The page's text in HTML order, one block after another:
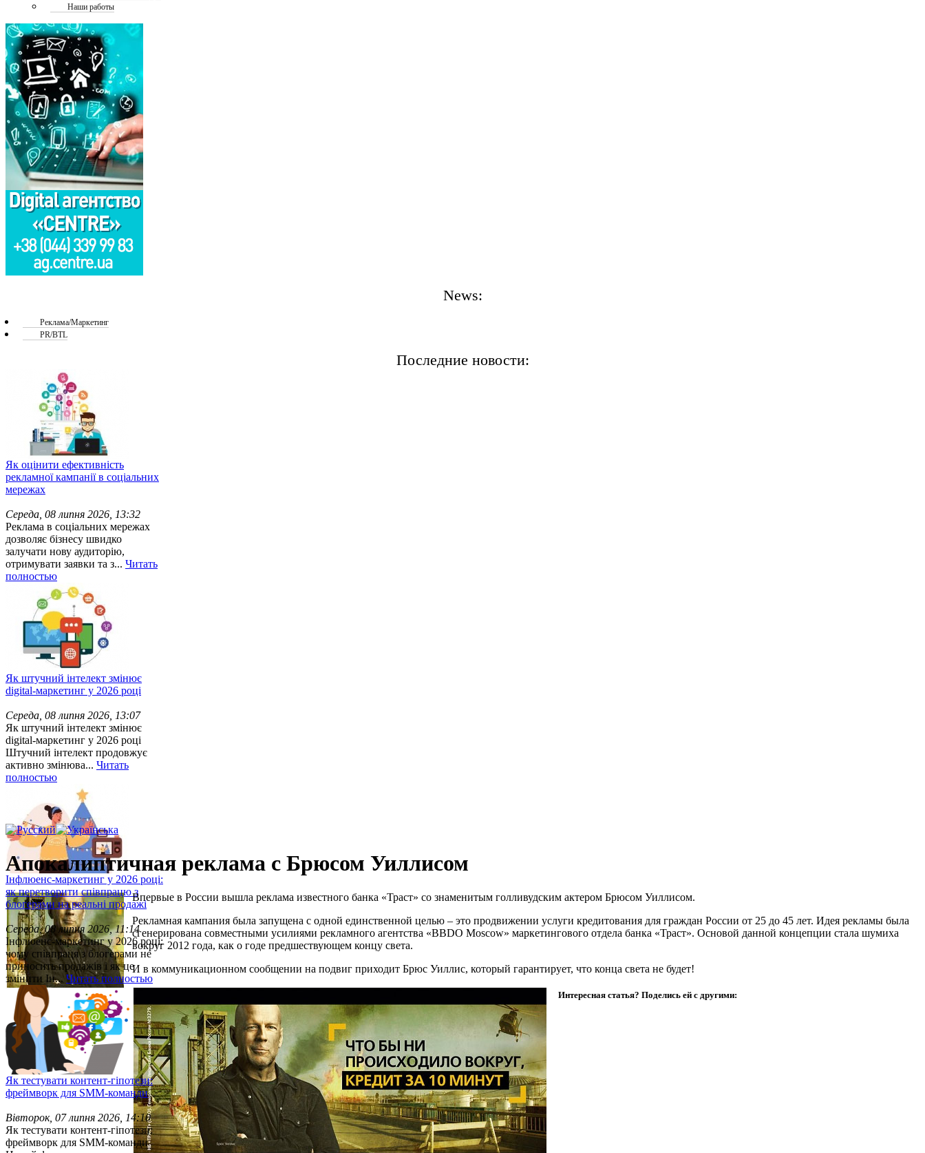
Наши работы
News:
Реклама/Маркетинг
PR/BTL
Последние новости:
Як оцінити ефективність
рекламної кампанії в соціальних
мережах
Середа, 08 липня 2026, 13:32
Реклама в соціальних мережах
дозволяє бізнесу швидко
залучати нову аудиторію,
отримувати заявки та з... Читать
полностью
Як штучний інтелект змінює
digital-маркетинг у 2026 році
Середа, 08 липня 2026, 13:07
Як штучний інтелект змінює
digital-маркетинг у 2026 році
Штучний інтелект продовжує
активно змінюва... Читать
полностью
Інфлюенс-маркетинг у 2026 році:
як перетворити співпрацю з
блогерами на реальні продажі
Середа, 08 липня 2026, 11:14
Інфлюенс-маркетинг у 2026 році:
чому співпраця з блогерами не
приносить продажів і як це
змінити Ін... Читать полностью
Як тестувати контент-гіпотези:
фреймворк для SMM-команди
Вівторок, 07 липня 2026, 14:10
Як тестувати контент-гіпотези:
фреймворк для SMM-команди
Апокалиптичная реклама с Брюсом Уиллисом
Впервые в России вышла реклама известного банка «Траст» со знаменитым голливудским актером Брюсом Уиллисом.
Рекламная кампания была запущена с одной единственной целью – это продвижении услуги кредитования для граждан России от 25 до 45 лет. Идея рекламы была
сгенерирована совместными усилиями рекламного агентства «BBDO Moscow» маркетингового отдела банка «Траст». Основой данной концепции стала шумиха
вокруг 2012 года, как о годе предшествующем концу света.
И в коммуникационном сообщении на подвиг приходит Брюс Уиллис, который гарантирует, что конца света не будет!
Интересная статья? Поделись ей с другими: